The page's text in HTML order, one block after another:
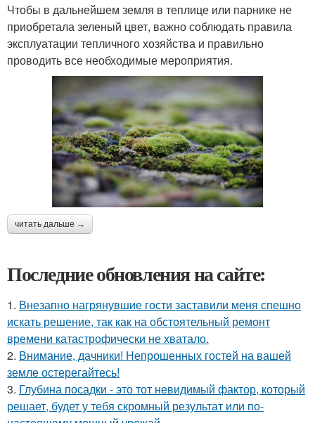
Чтобы в дальнейшем земля в теплице или парнике не
приобретала зеленый цвет, важно соблюдать правила
эксплуатации тепличного хозяйства и правильно
проводить все необходимые мероприятия.
читать дальше →
Последние обновления на сайте:
1. Внезапно нагрянувшие гости заставили меня спешно
искать решение, так как на обстоятельный ремонт
времени катастрофически не хватало.
2. Внимание, дачники! Непрошенных гостей на вашей
земле остерегайтесь!
3. Глубина посадки - это тот невидимый фактор, который
решает, будет у тебя скромный результат или по-